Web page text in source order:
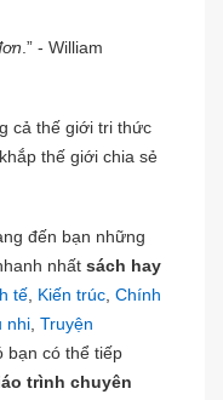
.” - William
cả thế giới tri thức
thế giới chia sẻ
đến bạn những
nhất sách hay
tế Kiến trúc Chính
nhi Truyện
bạn có thể tiếp
trình chuyên